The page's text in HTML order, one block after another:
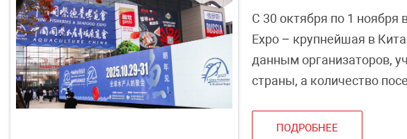
С 30 октября по 1 ноября
Expo – крупнейшая в
данным организаторов,
страны, а количество
ПОДРОБНЕЕ